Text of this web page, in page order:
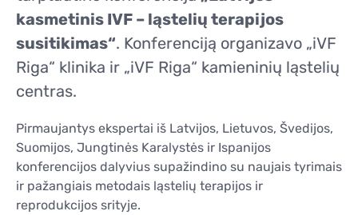
KONTAKTAI
KONTAKTAI
kasmetinis IVF – ląstelių terapijos
susitikimas“. Konferenciją organizavo „iVF
Riga“ klinika ir „iVF Riga“ kamieninių ląstelių
centras.
Pirmaujantys ekspertai iš Latvijos, Lietuvos, Švedijos,
Suomijos, Jungtinės Karalystės ir Ispanijos
konferencijos dalyvius supažindino su naujais tyrimais
ir pažangiais metodais ląstelių terapijos ir
reprodukcijos srityje.